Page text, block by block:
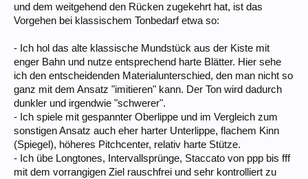
und dem weitgehend den Rücken zugekehrt hat, ist das
Vorgehen bei klassischem Tonbedarf etwa so:
- Ich hol das alte klassische Mundstück aus der Kiste mit
enger Bahn und nutze entsprechend harte Blätter. Hier sehe
ich den entscheidenden Materialunterschied, den man nicht so
ganz mit dem Ansatz "imitieren" kann. Der Ton wird dadurch
dunkler und irgendwie "schwerer".
- Ich spiele mit gespannter Oberlippe und im Vergleich zum
sonstigen Ansatz auch eher harter Unterlippe, flachem Kinn
(Spiegel), höheres Pitchcenter, relativ harte Stütze.
- Ich übe Longtones, Intervallsprünge, Staccato von ppp bis fff
mit dem vorrangigen Ziel rauschfrei und sehr kontrolliert zu